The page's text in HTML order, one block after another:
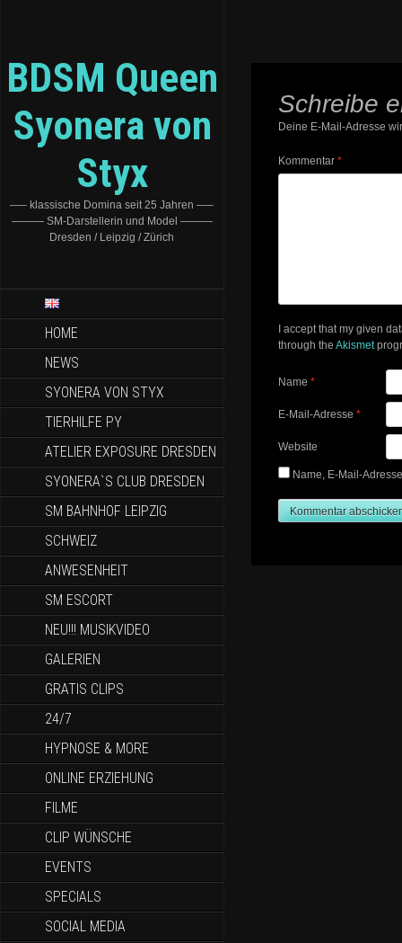
BDSM Queen
Syonera von
Styx
—– klassische Domina seit 25 Jahren —–
——— SM-Darstellerin und Model ———
Dresden / Leipzig / Zürich
HOME
NEWS
SYONERA VON STYX
TIERHILFE PY
ATELIER EXPOSURE DRESDEN
SYONERA`S CLUB DRESDEN
SM BAHNHOF LEIPZIG
SCHWEIZ
ANWESENHEIT
SM ESCORT
NEU!!! MUSIKVIDEO
GALERIEN
GRATIS CLIPS
24/7
HYPNOSE & MORE
ONLINE ERZIEHUNG
FILME
CLIP WÜNSCHE
EVENTS
SPECIALS
SOCIAL MEDIA
Schreibe
Deine E-Mail-Adresse
Kommentar *
I accept that my given
through the Akismet
Name *
E-Mail-Adresse *
Website
Name, E-Mail-